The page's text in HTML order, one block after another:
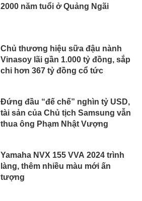
2000 năm tuổi ở Quảng Ngãi
Chủ thương hiệu sữa đậu nành
Vinasoy lãi gần 1.000 tỷ đồng, sắp
chi hơn 367 tỷ đồng cổ tức
Đứng đầu “đế chế” nghìn tỷ USD,
tài sản của Chủ tịch Samsung vẫn
thua ông Phạm Nhật Vượng
Yamaha NVX 155 VVA 2024 trình
làng, thêm nhiều màu mới ấn
tượng